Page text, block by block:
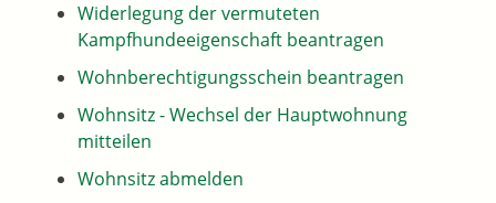
Widerlegung der vermuteten
Kampfhundeeigenschaft beantragen
Wohnberechtigungsschein beantragen
Wohnsitz - Wechsel der Hauptwohnung
mitteilen
Wohnsitz abmelden